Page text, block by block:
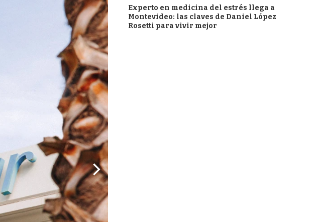
Experto en medicina del estrés llega a
Montevideo: las claves de Daniel López
Rosetti para vivir mejor